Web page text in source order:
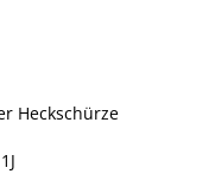
Heckschürze